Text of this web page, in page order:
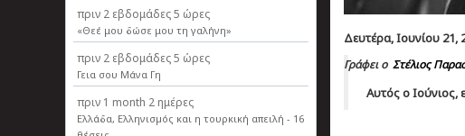
πριν 2 εβδομάδες 5 ώρες
«Θεέ μου δώσε μου τη γαλήνη»
πριν 2 εβδομάδες 5 ώρες
Γεια σου Μάνα Γη
πριν 1 month 2 ημέρες
Ελλάδα, Ελληνισµός και η τουρκική απειλή - 16
Δευτέρα, Ιουνίου 21,
Γράφει ο Στέλιος
Αυτός ο Ιούνιος,